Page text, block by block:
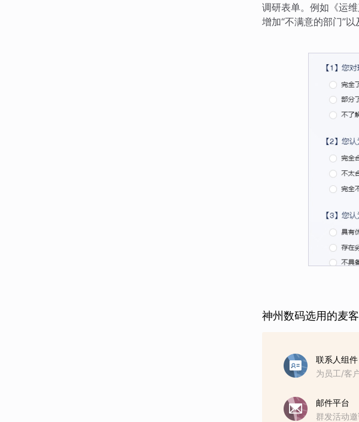
调研表单。例如《运
增加“不满意的部门”
神州数码选用的麦
联系人组件
为员工/客
邮件平台
群发活动